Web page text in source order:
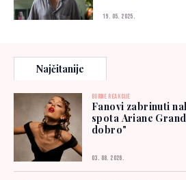
19. 05. 2025.
Najčitanije
BURNE REAKCIJE
Fanovi zabrinuti
spota Ariane
dobro"
03. 08. 2026.